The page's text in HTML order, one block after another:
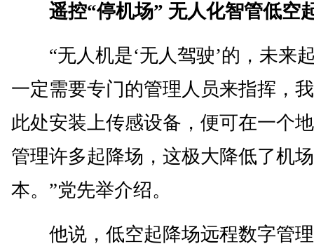
遥控“停机场” 无人化智管低空
“无人机是‘无人驾驶’的，未来
一定需要专门的管理人员来指挥，
此处安装上传感设备，便可在一个
管理许多起降场，这极大降低了机
本。”党先举介绍。
他说，低空起降场远程数字管理